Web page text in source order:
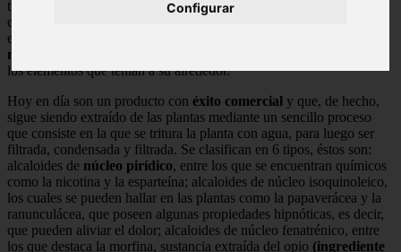
Configurar
tienen el poder de embriagar a un individuo, gracias a la gran
cantidad de alcaloides que contienen. Fue descubierto gracias a la
experimentación de los antiguos con plantas, con las que creaban
medicinas
los elementos que tenían a su alrededor.
Hoy en día son un producto con éxito comercial y que, de hecho,
sigue siendo extraído de las plantas mediante un sencillo proceso
que consiste en la que se tritura la planta con agua, para luego ser
filtrada, condensada y filtrada. Se clasifican en 6 tipos, éstos son:
alcaloides de núcleo pirídico, entre los que se encuentran químicos
como la nicotina y la esparteína; alcaloides de núcleo isoquinoleico,
los cuales se pueden hallar en las plantas como la papaverácea y la
ranunculácea, que poseen algunas propiedades hipnóticas, es decir,
que pueden aliviar el dolor; alcaloides de núcleo fenatrénico, entre
los que destaca la morfina, sustancia extraída del opio (ingrediente